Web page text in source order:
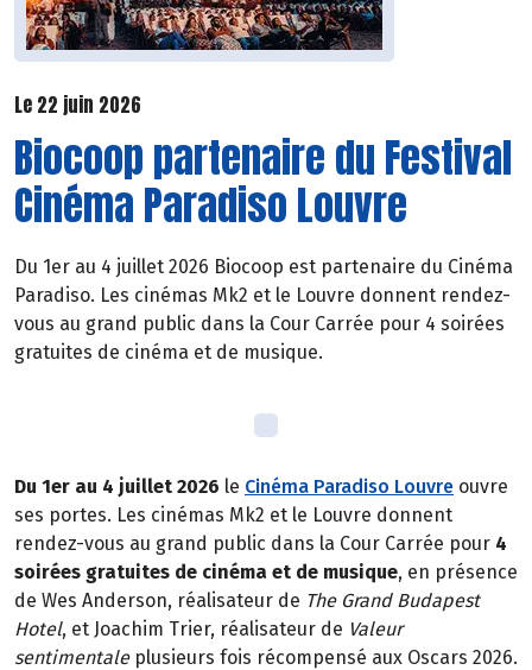
Le 22 juin 2026
Biocoop partenaire du Festival
Cinéma Paradiso Louvre
Du 1er au 4 juillet 2026 Biocoop est partenaire du Cinéma
Paradiso. Les cinémas Mk2 et le Louvre donnent rendez-
vous au grand public dans la Cour Carrée pour 4 soirées
gratuites de cinéma et de musique.
Du 1er au 4 juillet 2026 le Cinéma Paradiso Louvre ouvre
ses portes. Les cinémas Mk2 et le Louvre donnent
rendez-vous au grand public dans la Cour Carrée pour 4
soirées gratuites de cinéma et de musique, en présence
de Wes Anderson, réalisateur de The Grand Budapest
Hotel, et Joachim Trier, réalisateur de Valeur
sentimentaleplusieurs fois récompensé aux Oscars 2026.